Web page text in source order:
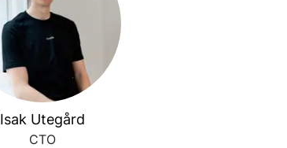
Isak Utegård
CTO